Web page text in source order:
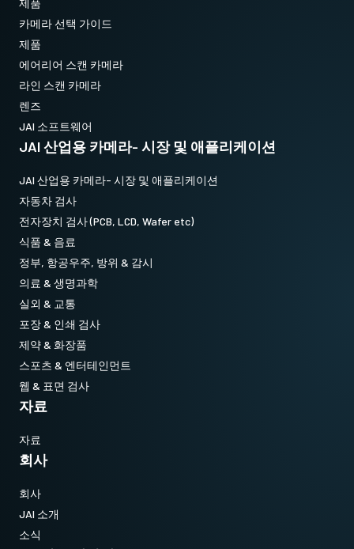
제품
카메라 선택 가이드
제품
에어리어 스캔 카메라
라인 스캔 카메라
렌즈
JAI 소프트웨어
JAI 산업용 카메라- 시장 및 애플리케이션
JAI 산업용 카메라- 시장 및 애플리케이션
자동차 검사
전자장치 검사 (PCB, LCD, Wafer etc)
식품 & 음료
정부, 항공우주, 방위 & 감시
의료 & 생명과학
실외 & 교통
포장 & 인쇄 검사
제약 & 화장품
스포츠 & 엔터테인먼트
웹 & 표면 검사
자료
자료
회사
회사
JAI 소개
소식